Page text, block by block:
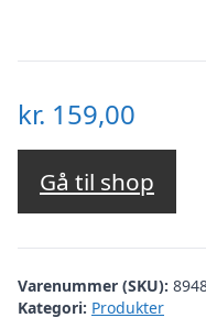
kr. 159,00
Gå til shop
Varenummer (SKU):
Kategori: Produkter